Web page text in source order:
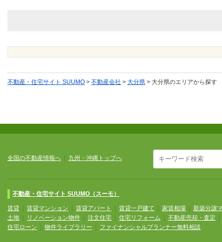
不動産・住宅サイト SUUMO > 不動産会社 > 大分県 > 大分県のエリアから探す
全国の不動産情報へ 九州・沖縄トップへ
不動産・住宅サイト SUUMO（スーモ）
賃貸 賃貸マンション 賃貸アパート 賃貸一戸建て 家賃相場
新築分譲
土地
リノベーション物件 注文住宅 住宅リフォーム 不動産売却・査定
住宅ローン
物件ライブラリー ファイナンシャルプランナー無料相談